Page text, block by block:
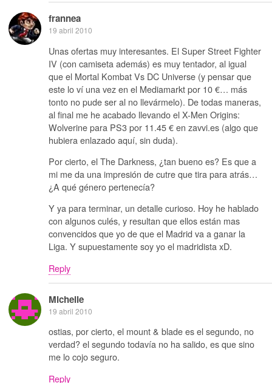
frannea
19 abril 2010
Unas ofertas muy interesantes. El Super Street Fighter
IV (con camiseta además) es muy tentador, al igual
que el Mortal Kombat Vs DC Universe (y pensar que
este lo ví una vez en el Mediamarkt por 10 €… más
tonto no pude ser al no llevármelo). De todas maneras,
al final me he acabado llevando el X-Men Origins:
Wolverine para PS3 por 11.45 € en zavvi.es (algo que
hubiera enlazado aquí, sin duda).
Por cierto, el The Darkness, ¿tan bueno es? Es que a
mi me da una impresión de cutre que tira para atrás…
¿A qué género pertenecía?
Y ya para terminar, un detalle curioso. Hoy he hablado
con algunos culés, y resultan que ellos están mas
convencidos que yo de que el Madrid va a ganar la
Liga. Y supuestamente soy yo el madridista xD.
Reply
Michelle
19 abril 2010
ostias, por cierto, el mount & blade es el segundo, no
verdad? el segundo todavía no ha salido, es que sino
me lo cojo seguro.
Reply